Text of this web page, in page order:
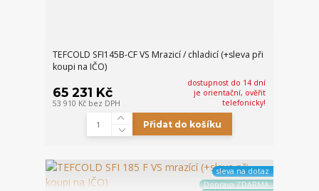
TEFCOLD SFI145B-CF VS Mrazicí / chladicí (+sleva při
koupi na IČO)
65 231 Kč
53 910 Kč bez DPH
dostupnost do 14 dní
je orientační, ověřit
telefonicky!
Přidat do košíku
sleva na dotaz
Doprava ZDARMA